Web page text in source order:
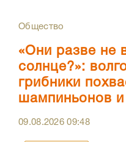
Общество
«Они разве не
солнце?»:
грибники
шампиньонов и
09.08.202609:48